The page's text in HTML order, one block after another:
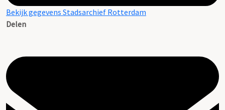
Bekijk gegevens Stadsarchief Rotterdam
Delen